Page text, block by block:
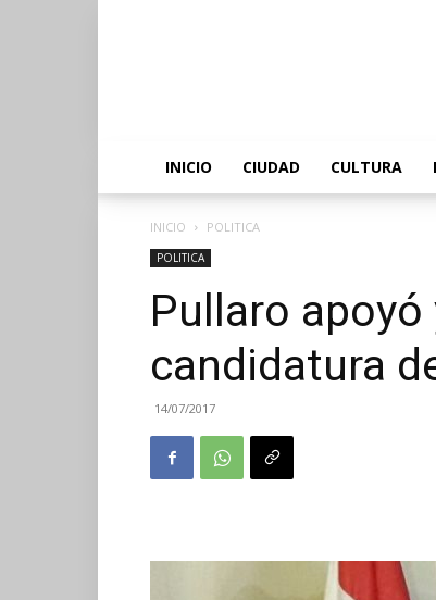
INICIO CIUDAD CULTURA
INICIO POLITICA
POLITICA
Pullaro
candidatura
14/07/2017